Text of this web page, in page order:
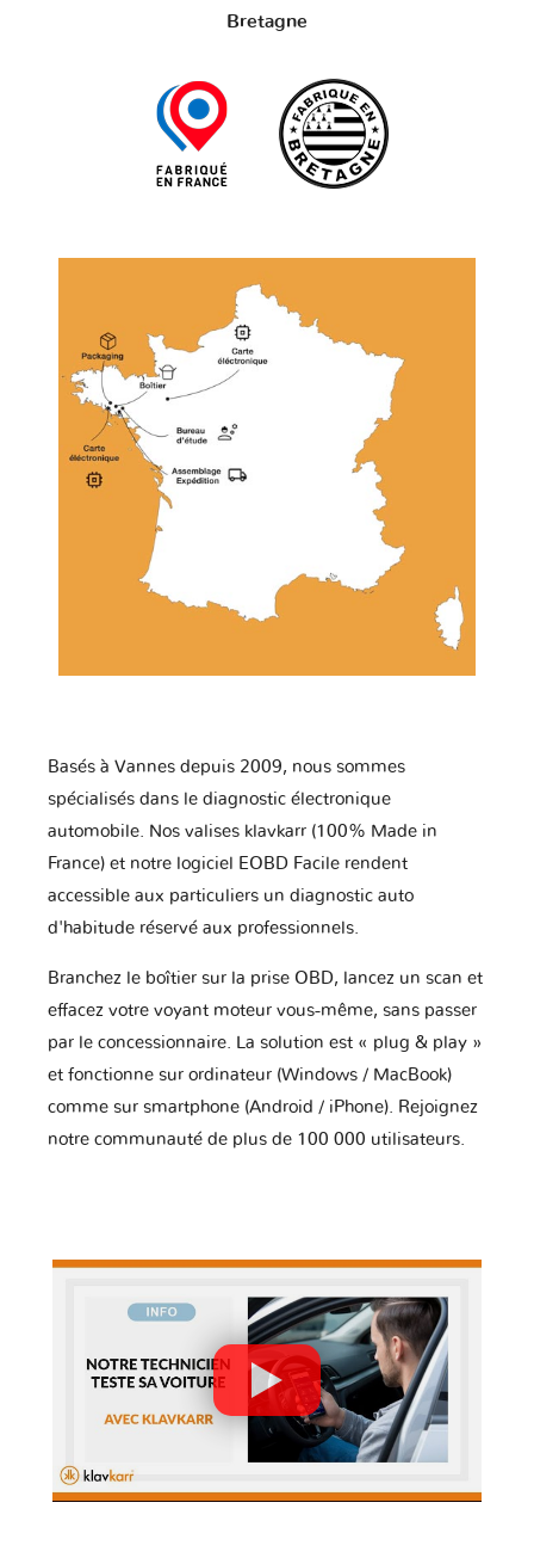
Bretagne
Basés à Vannes depuis 2009, nous sommes
spécialisés dans le diagnostic électronique
automobile. Nos valises klavkarr (100% Made in
France) et notre logiciel EOBD Facile rendent
accessible aux particuliers un diagnostic auto
d'habitude réservé aux professionnels.
Branchez le boîtier sur la prise OBD, lancez un scan et
effacez votre voyant moteur vous-même, sans passer
par le concessionnaire. La solution est « plug & play »
et fonctionne sur ordinateur (Windows / MacBook)
comme sur smartphone (Android / iPhone). Rejoignez
notre communauté de plus de 100 000 utilisateurs.